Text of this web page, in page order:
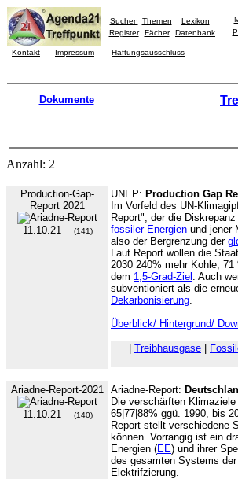
Suchen Themen
Lexikon
Register
Fächer Datenbank
Kontakt Impressum Haftungsausschluss
Dokumente
Anzahl: 2
Production-Gap-
Report 2021
11.10.21 (141)
UNEP: Production Gap
Im Vorfeld des UN-
Report", der die
fossiler Energien und jener
also der Bergrenzung der
Laut Report wollen die
2030 240% mehr Kohle,
dem 1,5-Grad-Ziel . Auch
subventioniert als die
Dekarbonisierung.
Überblick/ Hintergrund/
Treibhausgase
Ariadne-Report-2021
11.10.21 (140)
Ariadne-Report:
Die verschärften
65|77|88% ggü. 1990, bis
Report stellt verschiedene
können. Vorrangig ist ein
Energien (EE) und ihrer
des gesamten Systems
Elektrifzierung.